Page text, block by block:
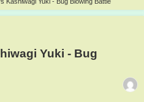
Kashiwagi Yuki - Bug Blowing Battle
Yuki - Bug